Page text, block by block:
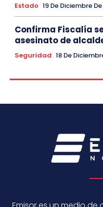
Estado 19 De Diciembre
Confirma Fiscalía
asesinato de
Seguridad 18 De